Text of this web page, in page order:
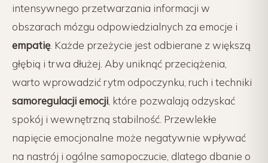
intensywnego przetwarzania informacji w
obszarach mózgu odpowiedzialnych za emocje i
empatię. Każde przeżycie jest odbierane z większą
głębią i trwa dłużej. Aby uniknąć przeciążenia,
warto wprowadzić rytm odpoczynku, ruch i techniki
samoregulacji emocji , które pozwalają odzyskać
spokój i wewnętrzną stabilność. Przewlekłe
napięcie emocjonalne może negatywnie wpływać
na nastrój i ogólne samopoczucie, dlatego dbanie o